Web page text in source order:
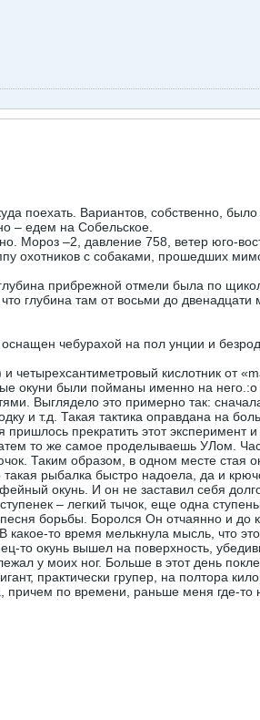
поехать. Вариантов, собственно,
– едем на Собельское.
Мороз –2, давление 758, ветер юго-
охотников с собаками, прошедших
прибрежной отмели была по
глубина там от восьми до
чебурахой на пол унции и
кислотник от
окуни были пойманы именно на него.:o
Выглядело это примерно так:
и т.д. Такая тактика оправдана на
прекратить этот эксперимент
то же самое проделываешь УЛом.
Таким образом, в одном месте стая
рыбалка быстро надоела, да и
окунь. И он не заставил себя
– легкий тычок, еще одна
борьбы. Боролся Он отчаянно и до
то время мелькнула мысль, что
то окунь вышел на поверхность,
у моих ног. Больше в этот день
практически групер, на полтора
по времени, раньше меня где-то